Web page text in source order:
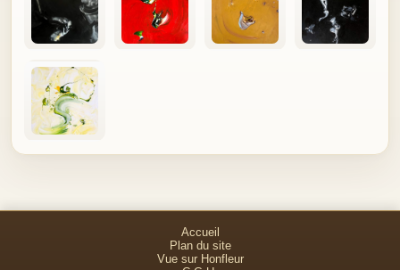
Accueil
Plan du site
Vue sur Honfleur